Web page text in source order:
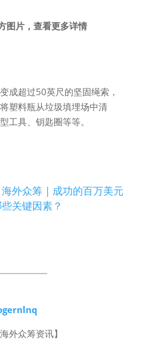
图片，查看更多详情
成超过50英尺的坚固绳索，
塑料瓶从垃圾填埋场中清
工具、钥匙圈等等。
海外众筹 | 成功的百万美元
关键因素？
外众筹资讯】